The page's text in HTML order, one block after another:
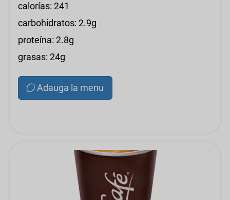
calorías: 241
carbohidratos: 2.9g
proteína: 2.8g
grasas: 24g
Adauga la menu